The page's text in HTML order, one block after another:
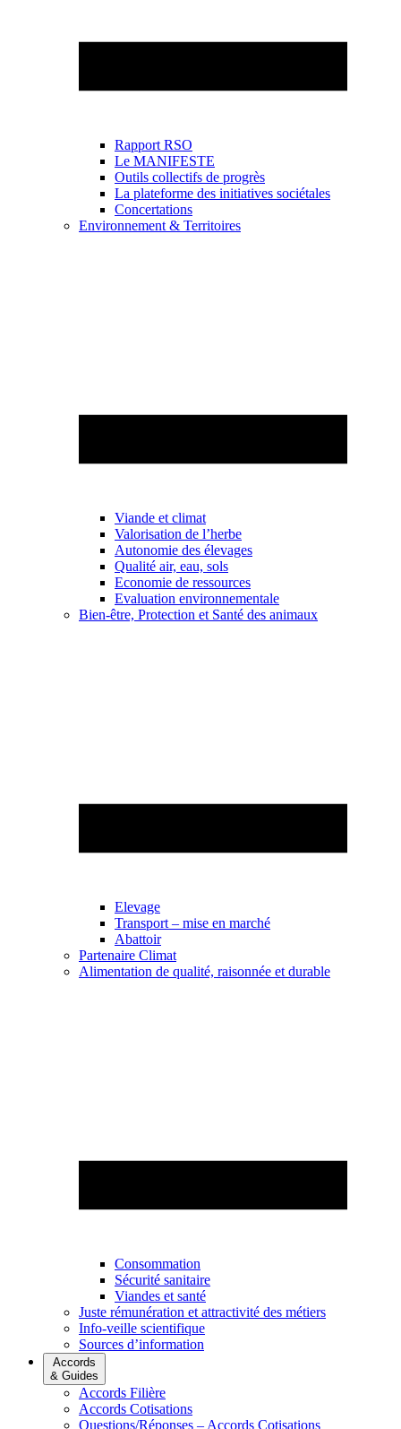
Rapport RSO
Le MANIFESTE
Outils collectifs de progrès
La plateforme des initiatives sociétales
Concertations
Environnement & Territoires
Viande et climat
Valorisation de l’herbe
Autonomie des élevages
Qualité air, eau, sols
Economie de ressources
Evaluation environnementale
Bien-être, Protection et Santé des animaux
Elevage
Transport – mise en marché
Abattoir
Partenaire Climat
Alimentation de qualité, raisonnée et durable
Consommation
Sécurité sanitaire
Viandes et santé
Juste rémunération et attractivité des métiers
Info-veille scientifique
Sources d’information
Accords
& Guides
Accords Filière
Accords Cotisations
Questions/Réponses – Accords Cotisations